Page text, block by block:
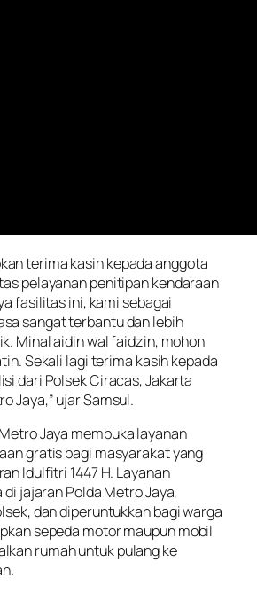
terima kasih kepada anggota
pelayanan penitipan kendaraan
fasilitas ini, kami sebagai
sangat terbantu dan lebih
Minal aidin wal faidzin, mohon
Sekali lagi terima kasih kepada
dari Polsek Ciracas, Jakarta
Jaya,” ujar Samsul.
Jaya membuka layanan
gratis bagi masyarakat yang
Idulfitri 1447 H. Layanan
jajaran Polda Metro Jaya,
dan diperuntukkan bagi warga
sepeda motor maupun mobil
rumah untuk pulang ke